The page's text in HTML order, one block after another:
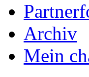
Archiv
Mein